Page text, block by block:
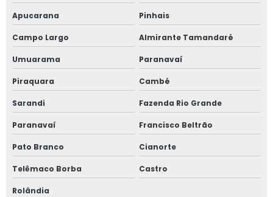
Apucarana Pinhais
Campo Largo Almirante Tamandaré
Umuarama Paranavaí
Piraquara Cambé
Sarandi Fazenda Rio Grande
Paranavaí Francisco Beltrão
Pato Branco Cianorte
Telêmaco Borba Castro
Rolândia